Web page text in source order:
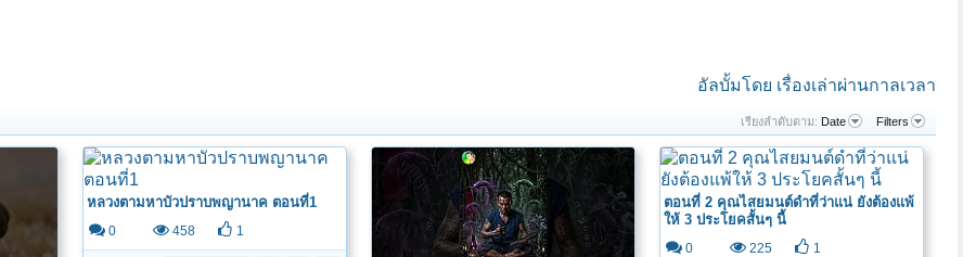
อัลบั้มโดย เรื่องเล่าผ่านกาลเวลา
เรียงลำดับตาม: Date Filters
หลวงตามหาบัวปราบพญานาค ตอนที่1
0 458 1
ตอนที่ 2 คุณไสยมนต์ดำที่ว่าแน่ ยังต้องแพ้
ให้ 3 ประโยคสั้นๆ นี้
0 225 1